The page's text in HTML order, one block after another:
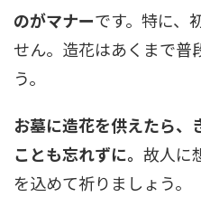
のがマナーです。特に、
せん。造花はあくまで普
う。
お墓に造花を供えたら、
ことも忘れずに。 故人に
を込めて祈りましょう。